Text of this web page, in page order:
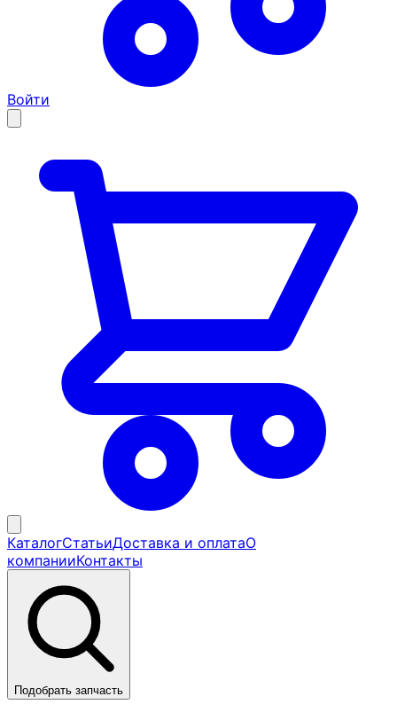
Войти
КаталогСтатьиДоставка и оплатаО
компанииКонтакты
Подобрать запчасть